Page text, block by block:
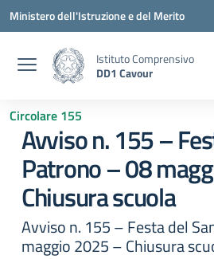
Vai ai contenuti
Vai al menu di navigazione
Vai al footer
Ministero dell'Istruzione e del Merito
Istituto Comprensivo
DD1 Cavour
Circolare 155
Avviso n. 155 –
Patrono – 08
Chiusura scuola
Avviso n. 155 – Festa del
maggio 2025 – Chiusura